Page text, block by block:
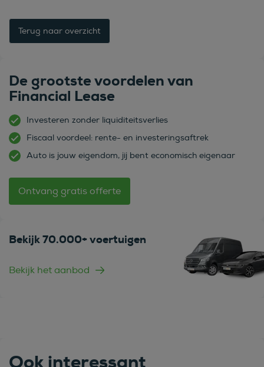
Terug naar overzicht
De grootste voordelen van
Financial Lease
Investeren zonder liquiditeitsverlies
Fiscaal voordeel: rente- en investeringsaftrek
Auto is jouw eigendom, jij bent economisch eigenaar
Ontvang gratis offerte
Bekijk 70.000+ voertuigen
Bekijk het aanbod
Ook interessant